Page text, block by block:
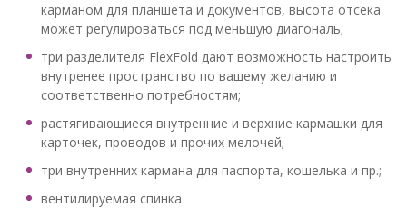
карманом для планшета и документов, высота отсека
может регулироваться под меньшую диагональ;
три разделителя FlexFold дают возможность настроить
внутренее пространство по вашему желанию и
соответственно потребностям;
растягивающиеся внутренние и верхние кармашки для
карточек, проводов и прочих мелочей;
три внутренних кармана для паспорта, кошелька и пр.;
вентилируемая спинка